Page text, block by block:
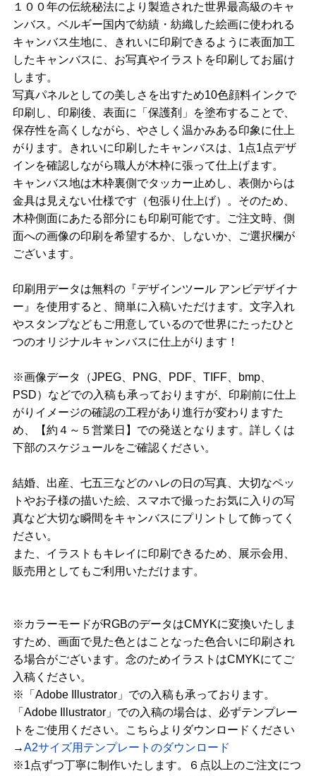
１００年の伝統秘法により製造された世界最高級のキャ
ンバス。ベルギー国内で紡績・紡織した絵画に使われる
キャンバス生地に、きれいに印刷できるように表面加工
したキャンバスに、お写真やイラストを印刷してお届け
します。
写真パネルとしての美しさを出すため10色顔料インクで
印刷し、印刷後、表面に「保護剤」を塗布することで、
保存性を高くしながら、やさしく温かみある印象に仕上
がります。きれいに印刷したキャンバスは、1点1点デザ
インを確認しながら職人が木枠に張って仕上げます。
キャンバス地は木枠裏側でタッカー止めし、表側からは
金具は見えない仕様です（包張り仕上げ）。そのため、
木枠側面にあたる部分にも印刷可能です。ご注文時、側
面への画像の印刷を希望するか、しないか、ご選択欄が
ございます。
印刷用データは無料の『デザインツール アンビデザイナ
ー』を使用すると、簡単に入稿いただけます。文字入れ
やスタンプなどもご用意しているので世界にたったひと
つのオリジナルキャンバスに仕上がります！
※画像データ（JPEG、PNG、PDF、TIFF、bmp、
PSD）などでの入稿も承っておりますが、印刷前に仕上
がりイメージの確認の工程があり進行が変わりますた
め、【約４～５営業日】での発送となります。詳しくは
下部のスケジュールをご確認ください。
結婚、出産、七五三などのハレの日の写真、大切なペッ
トやお子様の描いた絵、スマホで撮ったお気に入りの写
真など大切な瞬間をキャンバスにプリントして飾ってく
ださい。
また、イラストもキレイに印刷できるため、展示会用、
販売用としてもご利用いただけます。
※カラーモードがRGBのデータはCMYKに変換いたしま
すため、画面で見た色とはことなった色合いに印刷され
る場合がございます。念のためイラストはCMYKにてご
入稿ください。
※「Adobe Illustrator」での入稿も承っております。
「Adobe Illustrator」での入稿の場合は、必ずテンプレー
トをご使用ください。こちらよりダウンロードください
→A2サイズ用テンプレートのダウンロード
※1点ずつ丁寧に制作いたします。６点以上のご注文につ